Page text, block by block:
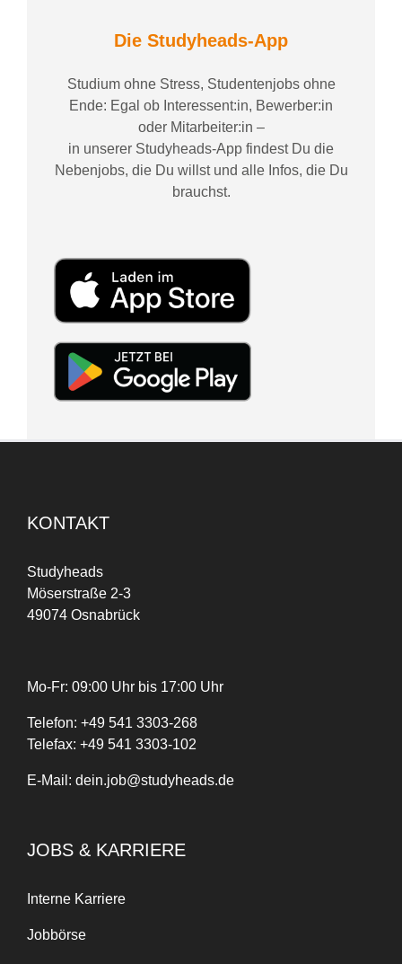
Die Studyheads-App
Studium ohne Stress, Studentenjobs ohne
Ende: Egal ob Interessent:in, Bewerber:in
oder Mitarbeiter:in –
in unserer Studyheads-App findest Du die
Nebenjobs, die Du willst und alle Infos, die Du
brauchst.
KONTAKT
Studyheads
Möserstraße 2-3
49074 Osnabrück
Mo-Fr: 09:00 Uhr bis 17:00 Uhr
Telefon: +49 541 3303-268
Telefax: +49 541 3303-102
E-Mail: dein.job@studyheads.de
JOBS & KARRIERE
Interne Karriere
Jobbörse